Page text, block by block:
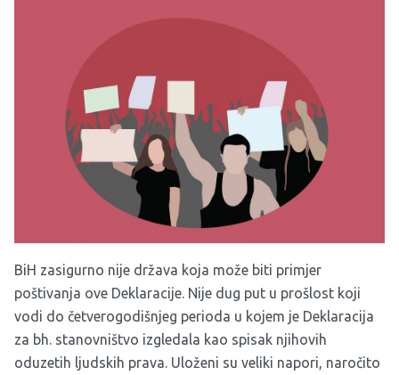
BiH zasigurno nije država koja može biti primjer
poštivanja ove Deklaracije. Nije dug put u prošlost koji
vodi do četverogodišnjeg perioda u kojem je Deklaracija
za bh. stanovništvo izgledala kao spisak njihovih
oduzetih ljudskih prava. Uloženi su veliki napori, naročito